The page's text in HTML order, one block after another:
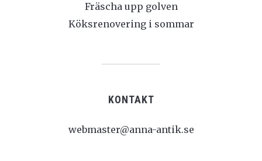
Fräscha upp golven
Köksrenovering i sommar
KONTAKT
webmaster@anna-antik.se